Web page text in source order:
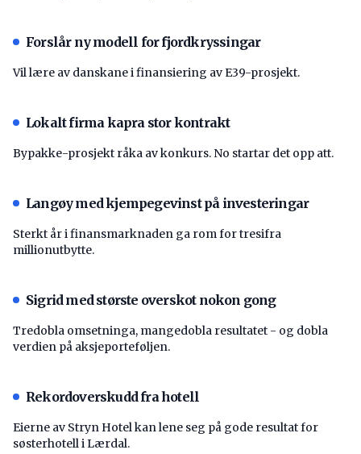
Forslår ny modell for fjordkryssingar
Vil lære av danskane i finansiering av E39-prosjekt.
Lokalt firma kapra stor kontrakt
Bypakke-prosjekt råka av konkurs. No startar det opp att.
Langøy med kjempegevinst på investeringar
Sterkt år i finansmarknaden ga rom for tresifra
millionutbytte.
Sigrid med største overskot nokon gong
Tredobla omsetninga, mangedobla resultatet - og dobla
verdien på aksjeporteføljen.
Rekordoverskudd fra hotell
Eierne av Stryn Hotel kan lene seg på gode resultat for
søsterhotell i Lærdal.